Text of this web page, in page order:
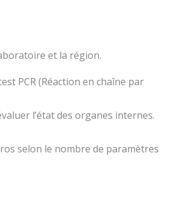
et la région.
PCR (Réaction en chaîne par
l’état des organes internes.
selon le nombre de paramètres